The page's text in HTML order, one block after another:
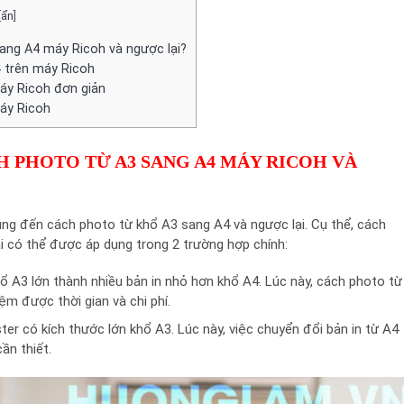
ẩn]
A4 máy Ricoh và ngược lại?
máy Ricoh
Ricoh đơn giản
Ricoh
PHOTO TỪ A3 SANG A4 MÁY RICOH VÀ
đến cách photo từ khổ A3 sang A4 và ngược lại. Cụ thể, cách
thể được áp dụng trong 2 trường hợp chính:
A3 lớn thành nhiều bản in nhỏ hơn khổ A4. Lúc này, cách photo từ
được thời gian và chi phí.
có kích thước lớn khổ A3. Lúc này, việc chuyển đổi bản in từ A4
thiết.